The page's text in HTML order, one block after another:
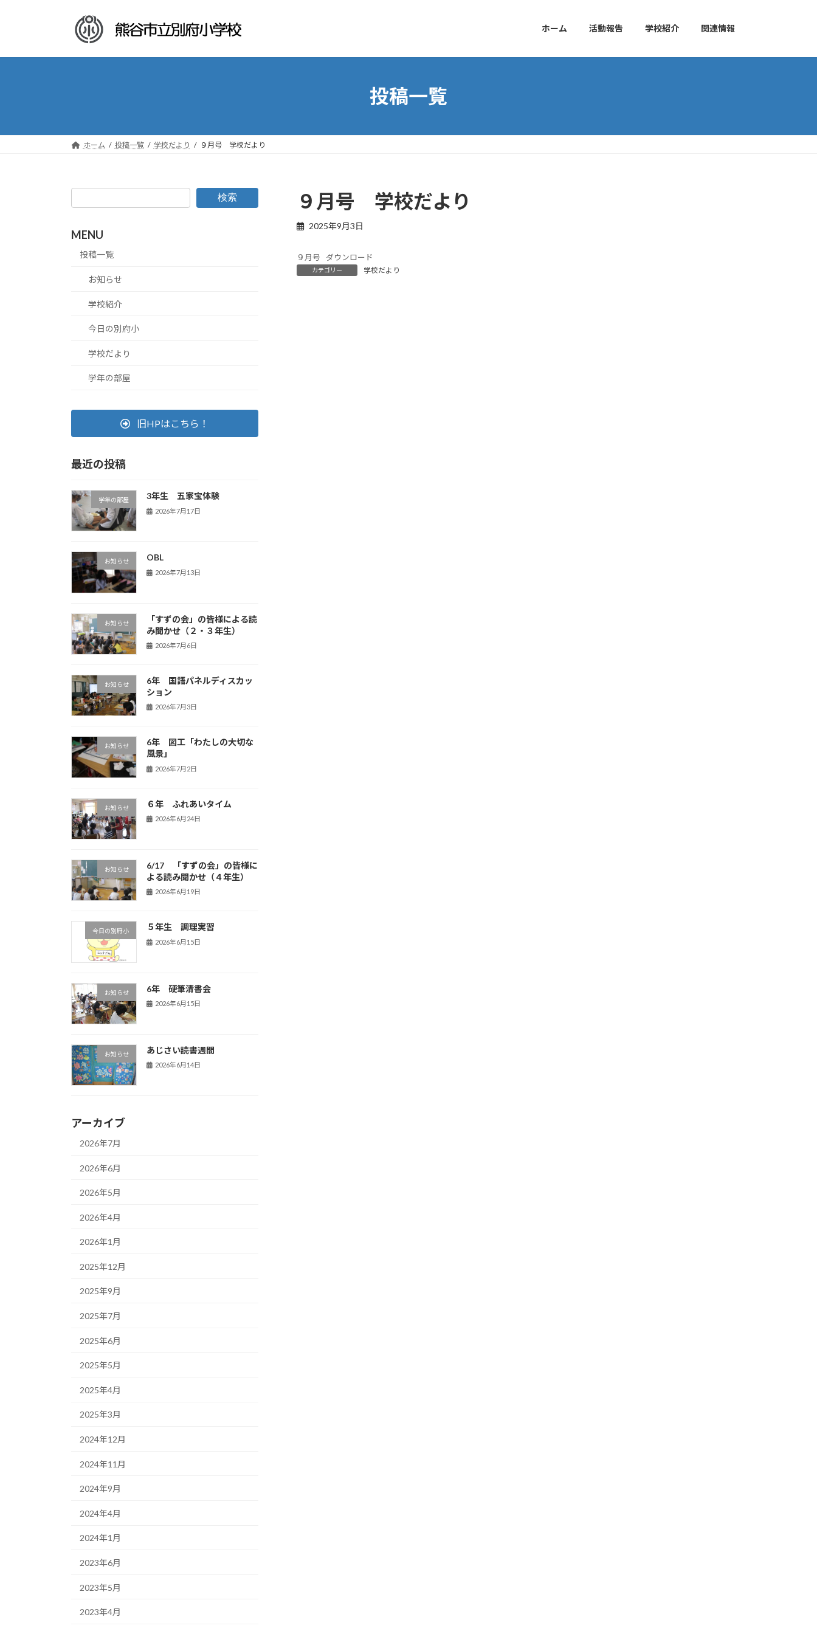
プ
動
ホーム 活動報告 学校紹介 関連情報
投稿一覧
ホーム 投稿一覧 学校だより ９月号 学校だより
９月号 学校だより
2025年9月3日
９月号 ダウンロード
カテゴリー 学校だより
検索
MENU
投稿一覧
お知らせ
学校紹介
今日の別府小
学校だより
学年の部屋
旧HPはこちら！
最近の投稿
学年の部屋 3年生 五家宝体験
2026年7月17日
お知らせ OBL
2026年7月13日
お知らせ
「すずの会」の皆様による読
み聞かせ（２・３年生）
2026年7月6日
お知らせ
6年 国語パネルディスカッ
ション
2026年7月3日
お知らせ
6年 図工「わたしの大切な
風景」
2026年7月2日
お知らせ ６年 ふれあいタイム
2026年6月24日
お知らせ
6/17 「すずの会」の皆様に
よる読み聞かせ（４年生）
2026年6月19日
今日の別府小 ５年生 調理実習
2026年6月15日
お知らせ 6年 硬筆清書会
2026年6月15日
お知らせ あじさい読書週間
2026年6月14日
アーカイブ
2026年7月
2026年6月
2026年5月
2026年4月
2026年1月
2025年12月
2025年9月
2025年7月
2025年6月
2025年5月
2025年4月
2025年3月
2024年12月
2024年11月
2024年9月
2024年4月
2024年1月
2023年6月
2023年5月
2023年4月